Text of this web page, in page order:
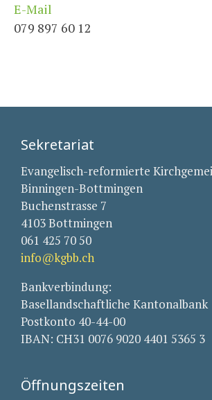
E-Mail
079 897 60 12
Sekretariat
Evangelisch-reformierte
Binningen-Bottmingen
Buchenstrasse 7
4103 Bottmingen
061 425 70 50
info@kgbb.ch
Bankverbindung:
Basellandschaftliche Kantonalbank
Postkonto 40-44-00
IBAN: CH31 0076 9020 4401 5365 3
Öffnungszeiten